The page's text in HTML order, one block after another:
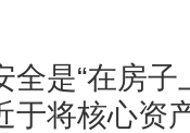
全是“在房
于将核心资